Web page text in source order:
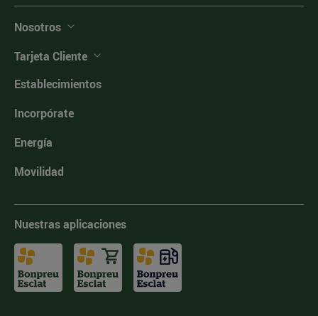
Nosotros
Tarjeta Cliente
Establecimientos
Incorpórate
Energía
Movilidad
Nuestras aplicaciones